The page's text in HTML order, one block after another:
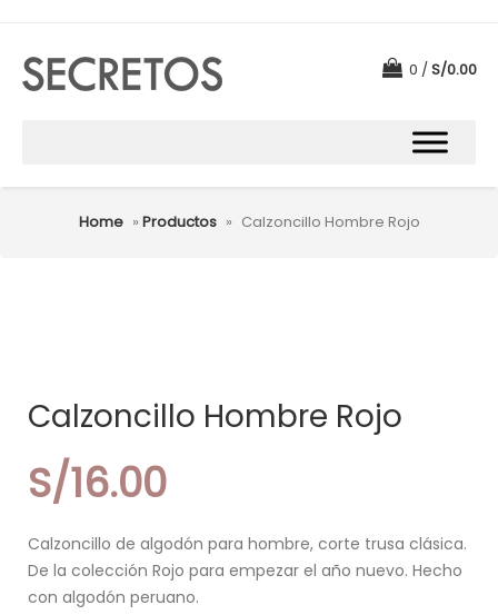
0 S/0.00
Home » Productos » Calzoncillo Hombre Rojo
Calzoncillo Hombre Rojo
S/16.00
Calzoncillo de algodón para hombre, corte trusa clásica.
De la colección Rojo para empezar el año nuevo. Hecho
con algodón peruano.